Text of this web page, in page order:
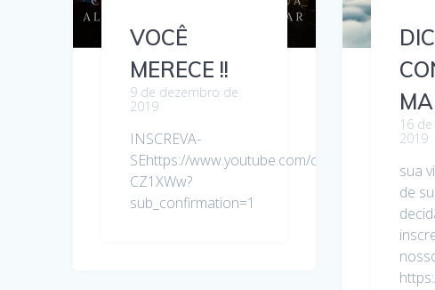
VOCÊ
MERECE !!
9 de dezembro de
2019
INSCREVA-
SEhttps://www.youtube.com/channel/
CZ1XWw?
sub_confirmation=1
16
2019
sua
de